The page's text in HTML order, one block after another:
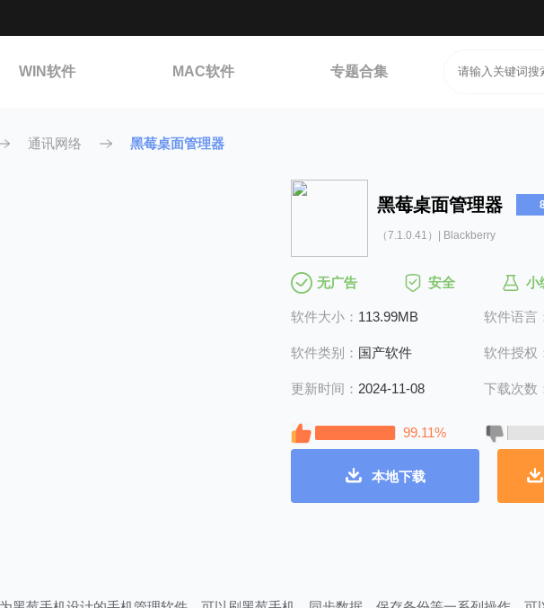
WIN软件 MAC软件 专题合集
通讯网络 黑莓桌面管理器
黑莓桌面管理器
（7.1.0.41）| Blackberry
无广告 安全 小
软件大小： 113.99MB 软件语言
软件类别： 国产软件 软件授权
更新时间： 2024-11-08 下载次数
99.11%
本地下载